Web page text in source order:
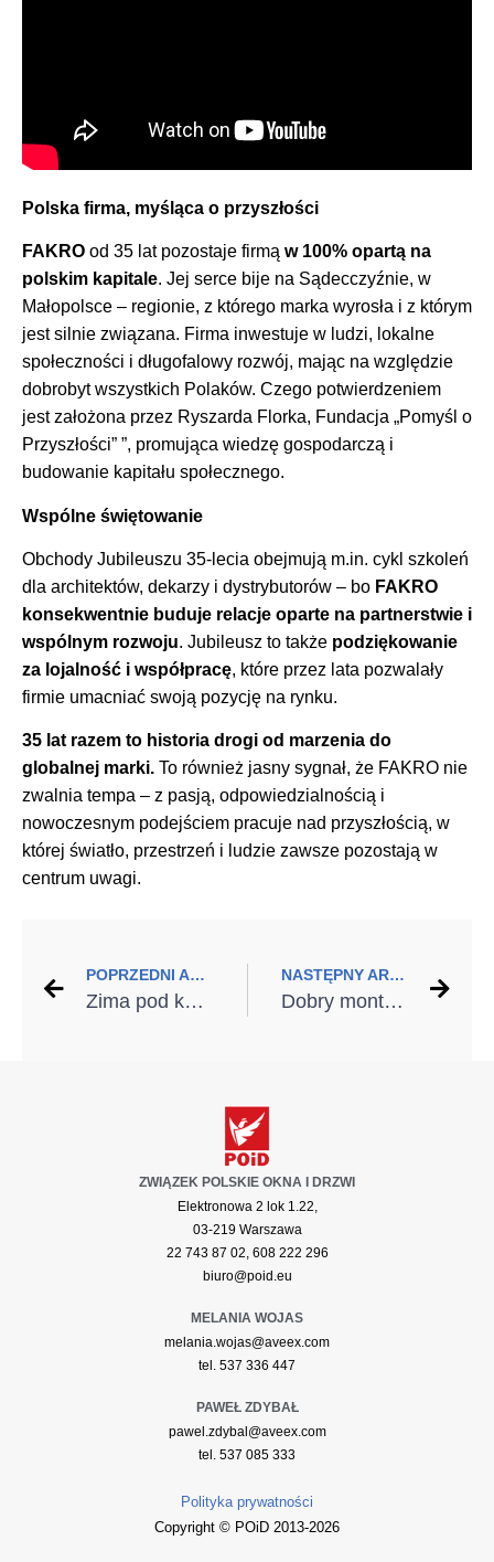
Polska firma, myśląca o przyszłości
FAKRO od 35 lat pozostaje firmą w 100% opartą na
polskim kapitale. Jej serce bije na Sądecczyźnie, w
Małopolsce – regionie, z którego marka wyrosła i z którym
jest silnie związana. Firma inwestuje w ludzi, lokalne
społeczności i długofalowy rozwój, mając na względzie
dobrobyt wszystkich Polaków. Czego potwierdzeniem
jest założona przez Ryszarda Florka, Fundacja „Pomyśl o
Przyszłości” ”, promująca wiedzę gospodarczą i
budowanie kapitału społecznego.
Wspólne świętowanie
Obchody Jubileuszu 35-lecia obejmują m.in. cykl szkoleń
dla architektów, dekarzy i dystrybutorów – bo FAKRO
konsekwentnie buduje relacje oparte na partnerstwie i
wspólnym rozwoju. Jubileusz to także podziękowanie
za lojalność i współpracę, które przez lata pozwalały
firmie umacniać swoją pozycję na rynku.
35 lat razem to historia drogi od marzenia do
globalnej marki. To również jasny sygnał, że FAKRO nie
zwalnia tempa – z pasją, odpowiedzialnością i
nowoczesnym podejściem pracuje nad przyszłością, w
której światło, przestrzeń i ludzie zawsze pozostają w
centrum uwagi.
POPRZEDNI ARTYKUŁ
Zima pod kontrolą. 6 smart rozwiązań dla domu podczas wyjazdu
NASTĘPNY ARTYKUŁ
Dobry montaż – realne oszczędności. Co naprawdę decyduje o skutecznej termomodernizacji?
ZWIĄZEK POLSKIE OKNA I DRZWI
Elektronowa 2 lok 1.22,
03-219 Warszawa
22 743 87 02, 608 222 296
biuro@poid.eu
MELANIA WOJAS
melania.wojas@aveex.com
tel. 537 336 447
PAWEŁ ZDYBAŁ
pawel.zdybal@aveex.com
tel. 537 085 333
Polityka prywatności
Copyright © POiD 2013-2026